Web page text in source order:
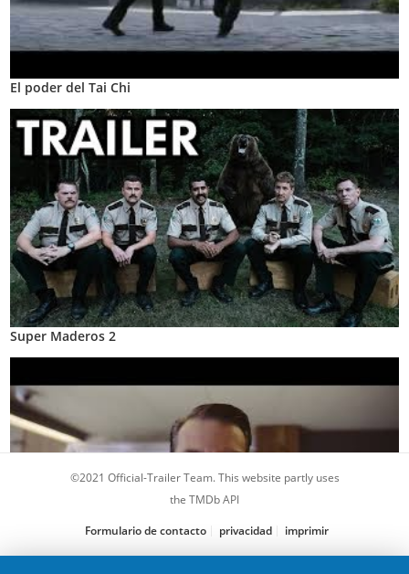
El poder del Tai Chi
Super Maderos 2
©2021 Official-Trailer Team. This website partly uses
the TMDb API
Formulario de contacto
privacidad imprimir